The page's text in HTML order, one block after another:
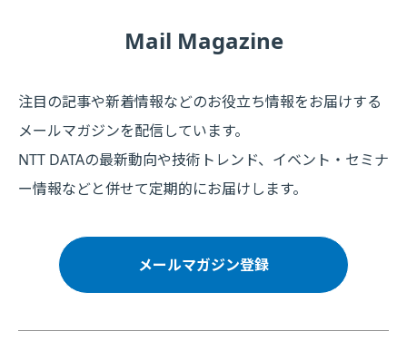
Mail Magazine
注目の記事や新着情報などのお役立ち情報をお届けする
メールマガジンを配信しています。
NTT DATAの最新動向や技術トレンド、イベント・セミナ
ー情報などと併せて定期的にお届けします。
メールマガジン登録